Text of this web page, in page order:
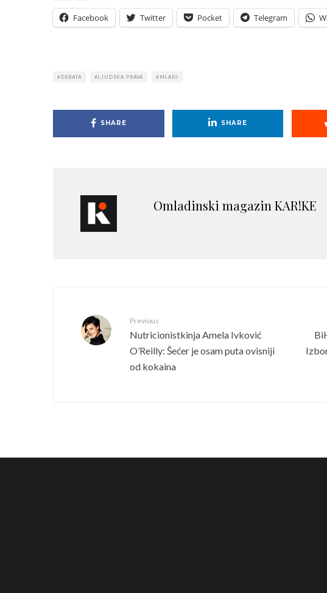
Facebook Twitter Pocket Telegram
DEBATA LJUDSKA PRAVA MLADI
SHARE SHARE
Omladinski magazin KAR!KE
Previous
Nutricionistkinja Amela Ivković
O’Reilly: Šećer je osam puta ovisniji
od kokaina